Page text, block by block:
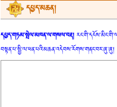
དཔྱད་མཆན།
དཔྱད་གཏམ་སྤེལ་མཁན་ལ་གསལ་བརྡ།
བསྟན་པ་སྤྱི་ལ་ཕན་པའི་མཆན་འདེབས་རོགས་གནང་བར་ཞུ་ཞུ།